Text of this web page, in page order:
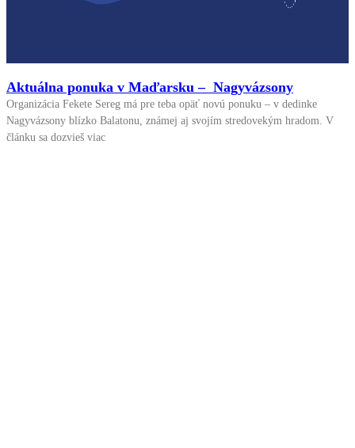
Aktuálna ponuka v Maďarsku – Nagyvázsony
Organizácia Fekete Sereg má pre teba opäť novú ponuku – v dedinke
Nagyvázsony blízko Balatonu, známej aj svojím stredovekým hradom. V
článku sa dozvieš viac